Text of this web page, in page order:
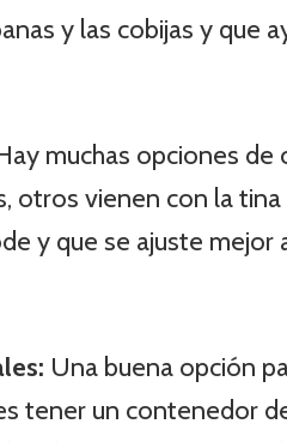
y las cobijas y que
muchas opciones de
otros vienen con la
y que se ajuste mejor
Una buena opción
tener un contenedor